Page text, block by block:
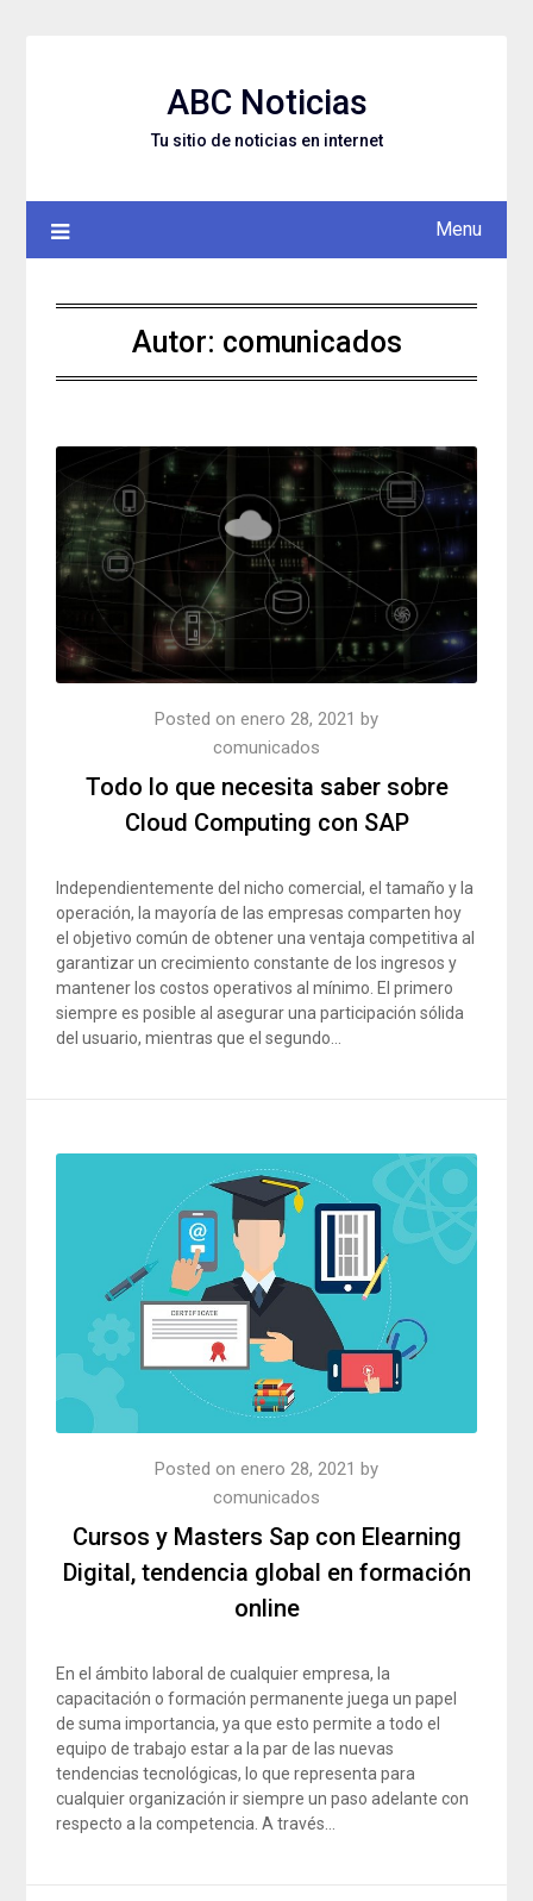
ABC Noticias
Tu sitio de noticias en internet
Menu
Autor: comunicados
Todo lo que necesita saber sobre
Cloud Computing con SAP
Posted on enero 28, 2021 by
comunicados
Independientemente del nicho comercial, el tamaño y la
operación, la mayoría de las empresas comparten hoy
el objetivo común de obtener una ventaja competitiva al
garantizar un crecimiento constante de los ingresos y
mantener los costos operativos al mínimo. El primero
siempre es posible al asegurar una participación sólida
del usuario, mientras que el segundo…
Cursos y Masters Sap con Elearning
Digital, tendencia global en formación
online
Posted on enero 28, 2021 by
comunicados
En el ámbito laboral de cualquier empresa, la
capacitación o formación permanente juega un papel
de suma importancia, ya que esto permite a todo el
equipo de trabajo estar a la par de las nuevas
tendencias tecnológicas, lo que representa para
cualquier organización ir siempre un paso adelante con
respecto a la competencia. A través…